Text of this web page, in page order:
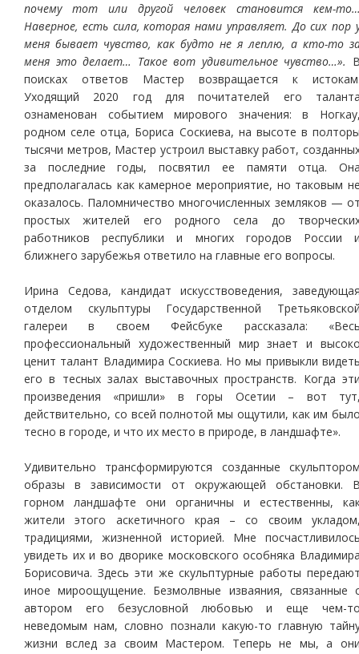
почему тот или другой человек становится кем-
Наверное, есть сила, которая нами управляет. До сих пор
меня бывает чувство, как будто не я леплю, а кто-то
меня это делает… Такое вот удивительное чувство…».
поисках ответов Мастер возвращается к
Уходящий 2020 год для почитателей его
ознаменован событием мирового значения: в
родном селе отца, Бориса Соскиева, на высоте в
тысячи метров, Мастер устроил выставку работ,
за последние годы, посвятил ее памяти отца.
предполагалась как камерное мероприятие, но таковым
оказалось. Паломничество многочисленных земляков —
простых жителей его родного села до
работников республики и многих городов России
ближнего зарубежья ответило на главные его вопросы.
Ирина Седова, кандидат искусствоведения,
отделом скульптуры Государственной
галереи в своем Фейсбуке рассказала:
профессиональный художественный мир знает и
ценит талант Владимира Соскиева. Но мы привыкли
его в тесных залах выставочных пространств. Когда
произведения «пришли» в горы Осетии – вот
действительно, со всей полнотой мы ощутили, как им
тесно в городе, и что их место в природе, в ландшафте».
Удивительно трансформируются созданные
образы в зависимости от окружающей обстановки.
горном ландшафте они органичны и естественны,
жители этого аскетичного края – со своим
традициями, жизненной историей. Мне
увидеть их и во дворике московского особняка
Борисовича. Здесь эти же скульптурные работы
иное мироощущение. Безмолвные изваяния, связанные
автором его безусловной любовью и еще чем-
неведомым нам, словно познали какую-то главную
жизни вслед за своим Мастером. Теперь не мы, а